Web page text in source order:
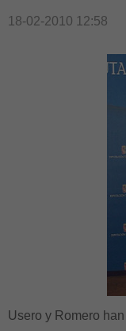
18-02-2010 12:58
Usero y Romero